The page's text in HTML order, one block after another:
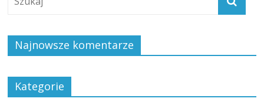
Najnowsze komentarze
Kategorie